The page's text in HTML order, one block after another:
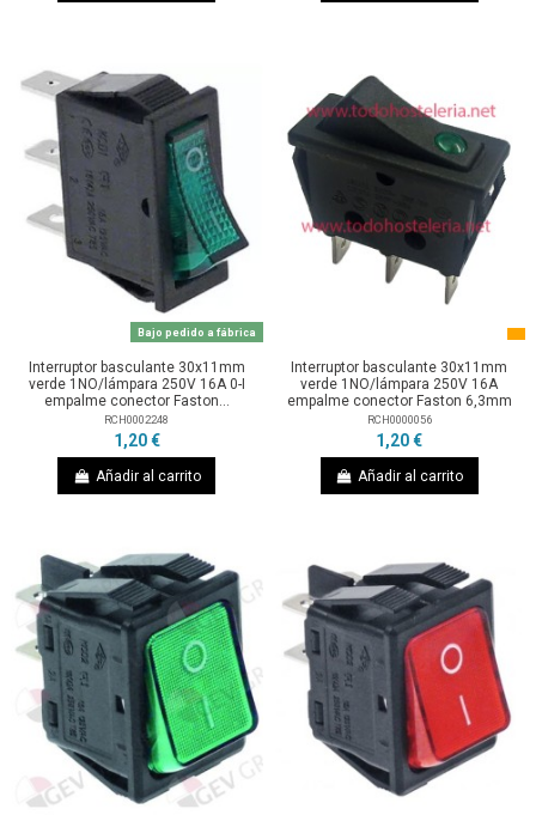
Bajo pedido a fábrica
Interruptor basculante 30x11mm
verde 1NO/lámpara 250V 16A 0-I
empalme conector Faston...
RCH0002248
1,20 €
Añadir al carrito
Interruptor basculante 30x11mm
verde 1NO/lámpara 250V 16A
empalme conector Faston 6,3mm
RCH0000056
1,20 €
Añadir al carrito